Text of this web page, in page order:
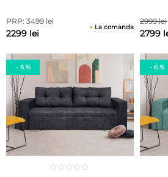
PRP: 3499 lei
2299 lei
La comanda
2999 lei
2799
- 6 % - 6 %